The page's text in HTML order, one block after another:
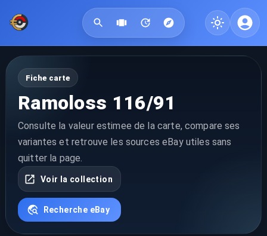
Fiche carte
Ramoloss 116/91
Consulte la valeur estimee de la carte, compare ses
variantes et retrouve les sources eBay utiles sans
quitter la page.
Voir la collection
Recherche eBay